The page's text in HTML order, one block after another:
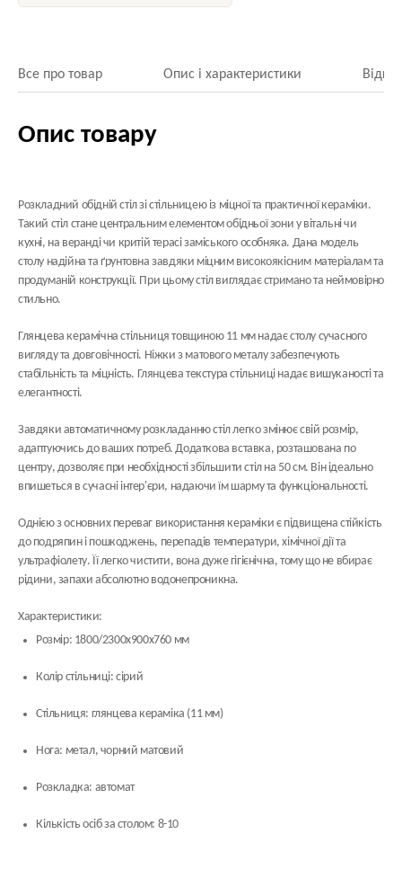
Все про товар Опис і характеристики
Опис товару
Розкладний обідній стіл зі стільницею із міцної та практичноїкераміки.
Такий стіл стане центральним елементом обідньої зони у вітальні чи
кухні, на веранді чи критій терасі заміського особняка. Дана модель
столу надійна та ґрунтовна завдяки міцним високоякісним матеріалам та
продуманій конструкції. При цьому стіл виглядає стримано та неймовірно
стильно.
Глянцева керамічна стільницятовщиною 11 ммнадає столу сучасного
вигляду та довговічності. Ніжки з матового металузабезпечують
стабільність та міцність. Глянцева текстура стільниці надає вишуканості та
елегантності.
Завдяки автоматичному розкладанню стіл легко змінює свій розмір,
адаптуючись до ваших потреб. Додаткова вставка, розташована по
центру, дозволяє при необхідності збільшити стіл на 50 см. Він ідеально
впишеться в сучасні інтер'єри, надаючи їм шарму та функціональності.
Однією з основних переваг використання кераміки є підвищена стійкість
до подряпин і пошкоджень, перепадів температури, хімічної дії та
ультрафіолету. Її легко чистити, вона дуже гігієнічна, тому що не вбирає
рідини, запахи абсолютно водонепроникна.
Характеристики:
Розмір: 1800/2300x900x760 мм
Колір стільниці: сірий
Стільниця: глянцева кераміка (11 мм)
Нога: метал, чорний матовий
Розкладка: автомат
Кількість осіб за столом: 8-10